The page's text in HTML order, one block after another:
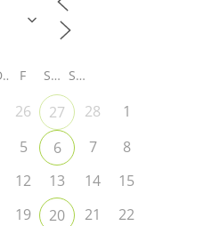
D F S S
26 27 28
1
5 6 7
8
12 13 14
15
19 20 21
22